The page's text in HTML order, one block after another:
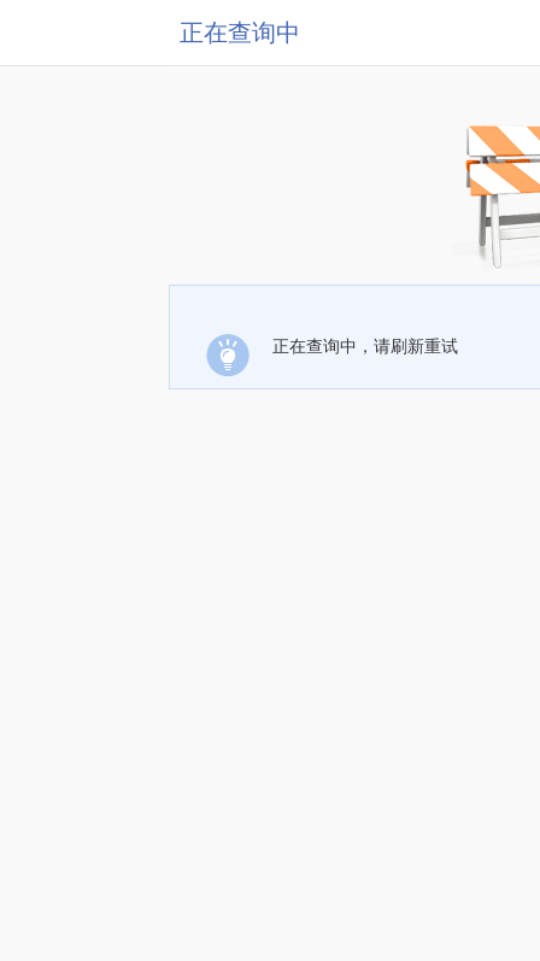
正在查询中
正在查询中，请刷新重试